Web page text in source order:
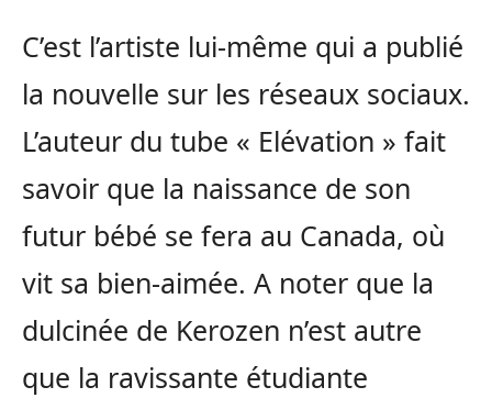
C’est l’artiste lui-même qui a publié
la nouvelle sur les réseaux sociaux.
L’auteur du tube « Elévation » fait
savoir que la naissance de son
futur bébé se fera au Canada, où
vit sa bien-aimée. A noter que la
dulcinée de Kerozen n’est autre
que la ravissante étudiante